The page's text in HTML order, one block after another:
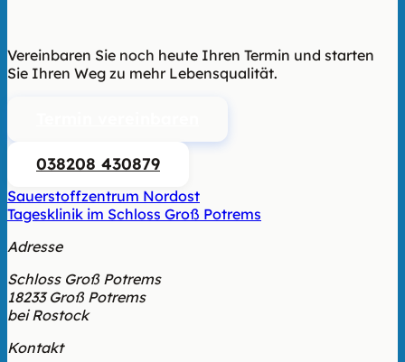
Vereinbaren Sie noch heute Ihren Termin und starten
Sie Ihren Weg zu mehr Lebensqualität.
038208 430879
Sauerstoffzentrum Nordost
Tagesklinik im Schloss Groß Potrems
Adresse
Schloss Groß Potrems
18233 Groß Potrems
bei Rostock
Kontakt